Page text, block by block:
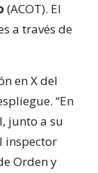
(ACOT). El
a través de
en X del
“En
junto a su
inspector
Orden y